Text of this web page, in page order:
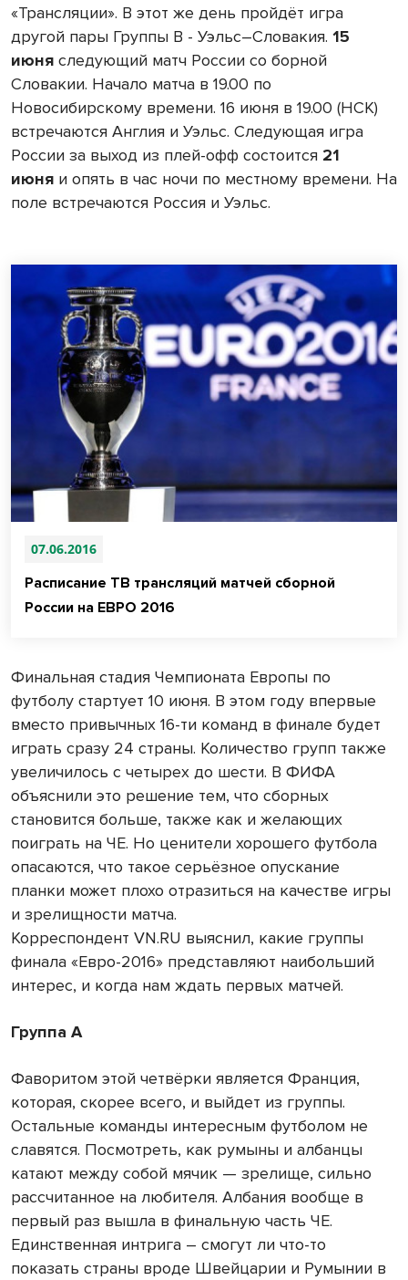
«Трансляции». В этот же день пройдёт игра
другой пары Группы В - Уэльс–Словакия. 15
июня следующий матч России со борной
Словакии. Начало матча в 19.00 по
Новосибирскому времени. 16 июня в 19.00 (НСК)
встречаются Англия и Уэльс. Следующая игра
России за выход из плей-офф состоится 21
июня и опять в час ночи по местному времени. На
поле встречаются Россия и Уэльс.
07.06.2016
Расписание ТВ трансляций матчей сборной
России на ЕВРО 2016
Финальная стадия Чемпионата Европы по
футболу стартует 10 июня. В этом году впервые
вместо привычных 16-ти команд в финале будет
играть сразу 24 страны. Количество групп также
увеличилось с четырех до шести. В ФИФА
объяснили это решение тем, что сборных
становится больше, также как и желающих
поиграть на ЧЕ. Но ценители хорошего футбола
опасаются, что такое серьёзное опускание
планки может плохо отразиться на качестве игры
и зрелищности матча.
Корреспондент VN.RU выяснил, какие группы
финала «Евро-2016» представляют наибольший
интерес, и когда нам ждать первых матчей.
Группа А
Фаворитом этой четвёрки является Франция,
которая, скорее всего, и выйдет из группы.
Остальные команды интересным футболом не
славятся. Посмотреть, как румыны и албанцы
катают между собой мячик — зрелище, сильно
рассчитанное на любителя. Албания вообще в
первый раз вышла в финальную часть ЧЕ.
Единственная интрига – смогут ли что-то
показать страны вроде Швейцарии и Румынии в